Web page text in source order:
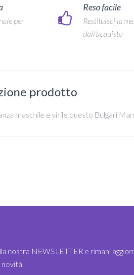
per
Reso facile
Restituisci la
dall'acquisto
prodotto
maschile e virile questo Bulgari
nostra NEWSLETTER e rimani